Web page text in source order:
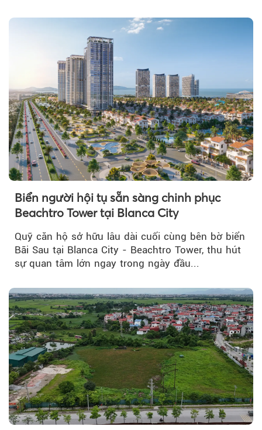
Biển người hội tụ sẵn sàng chinh phục
Beachtro Tower tại Blanca City
Quỹ căn hộ sở hữu lâu dài cuối cùng bên bờ biển
Bãi Sau tại Blanca City - Beachtro Tower, thu hút
sự quan tâm lớn ngay trong ngày đầu...